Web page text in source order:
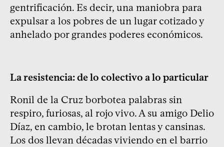
gentrificación. Es decir, una maniobra para
expulsar a los pobres de un lugar cotizado y
anhelado por grandes poderes económicos.
La resistencia: de lo colectivo a lo particular
Ronil de la Cruz borbotea palabras sin
respiro, furiosas, al rojo vivo. A su amigo Delio
Díaz, en cambio, le brotan lentas y cansinas.
Los dos llevan décadas viviendo en el barrio